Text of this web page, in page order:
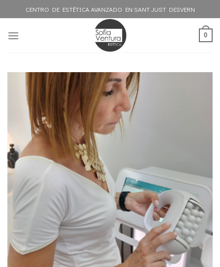
to
content
CENTRO DE ESTÉTICA AVANZADO EN SANT JUST DESVERN
0